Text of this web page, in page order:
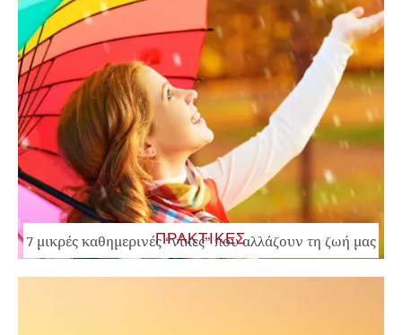
ΠΡΑΚΤΙΚΕΣ
7 μικρές καθημερινές “νίκες” που αλλάζουν τη ζωή μας